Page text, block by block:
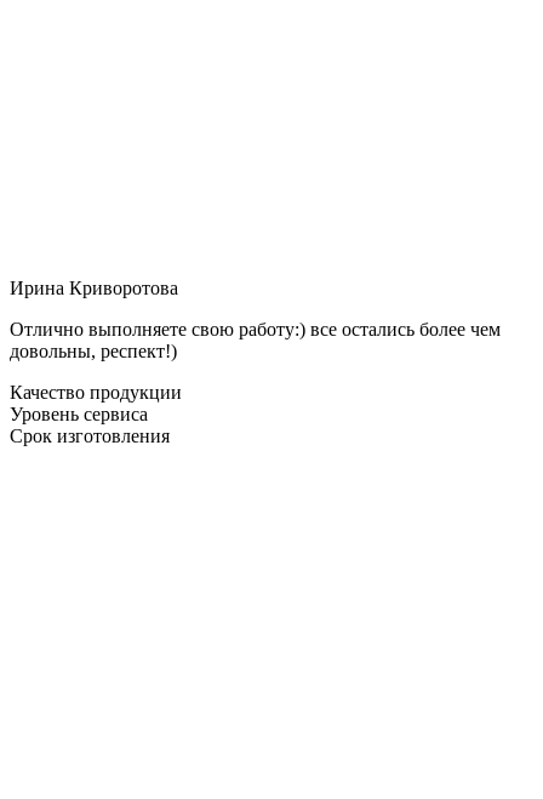
Ирина Криворотова
Отлично выполняете свою работу:) все остались более чем
довольны, респект!)
Качество продукции
Уровень сервиса
Срок изготовления